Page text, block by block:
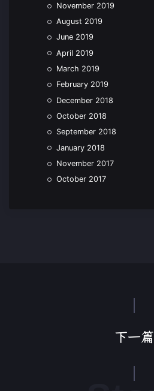
November 2019
August 2019
June 2019
April 2019
March 2019
February 2019
December 2018
October 2018
September 2018
January 2018
November 2017
October 2017
下一篇